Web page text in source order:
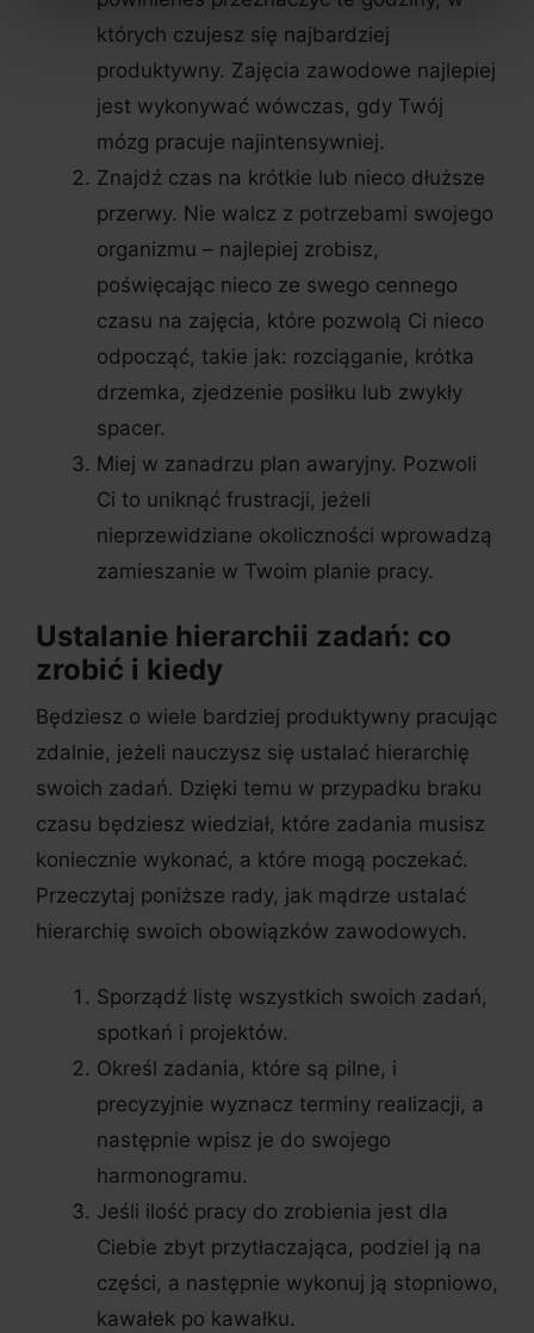
których czujesz się najbardziej
produktywny. Zajęcia zawodowe najlepiej
jest wykonywać wówczas, gdy Twój
mózg pracuje najintensywniej.
Znajdź czas na krótkie lub nieco dłuższe
przerwy. Nie walcz z potrzebami swojego
organizmu – najlepiej zrobisz,
poświęcając nieco ze swego cennego
czasu na zajęcia, które pozwolą Ci nieco
odpocząć, takie jak: rozciąganie, krótka
drzemka, zjedzenie posiłku lub zwykły
spacer.
Miej w zanadrzu plan awaryjny. Pozwoli
Ci to uniknąć frustracji, jeżeli
nieprzewidziane okoliczności wprowadzą
zamieszanie w Twoim planie pracy.
Ustalanie hierarchii zadań: co
zrobić i kiedy
Będziesz o wiele bardziej produktywny pracując
zdalnie, jeżeli nauczysz się ustalać hierarchię
swoich zadań. Dzięki temu w przypadku braku
czasu będziesz wiedział, które zadania musisz
koniecznie wykonać, a które mogą poczekać.
Przeczytaj poniższe rady, jak mądrze ustalać
hierarchię swoich obowiązków zawodowych.
Sporządź listę wszystkich swoich zadań,
spotkań i projektów.
Określ zadania, które są pilne, i
precyzyjnie wyznacz terminy realizacji, a
następnie wpisz je do swojego
harmonogramu.
Jeśli ilość pracy do zrobienia jest dla
Ciebie zbyt przytłaczająca, podziel ją na
części, a następnie wykonuj ją stopniowo,
kawałek po kawałku.